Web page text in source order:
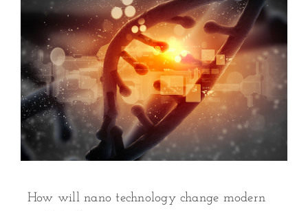
How will nano technology change modern